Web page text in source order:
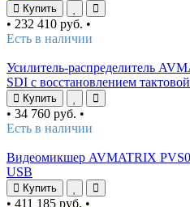
Купить
• 232 410 руб. •
Есть в наличии
Усилитель-распределитель
SDI с восстановлением
Купить
• 34 760 руб. •
Есть в наличии
Видеомикшер AVMATRIX
USB
Купить
• 411 185 руб. •